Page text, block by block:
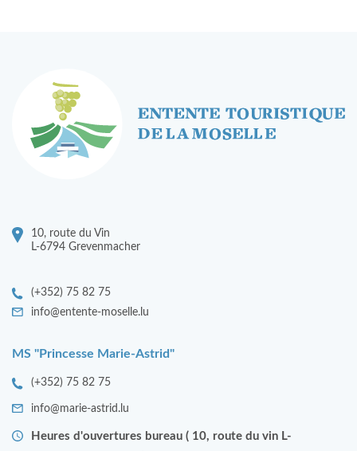
10, route du Vin
L-6794 Grevenmacher
(+352) 75 82 75
info@entente-moselle.lu
MS "Princesse Marie-Astrid"
(+352) 75 82 75
info@marie-astrid.lu
Heures d'ouvertures bureau ( 10, route du vin L-